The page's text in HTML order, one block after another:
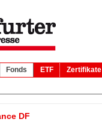
Fonds ETF Zertifikate
DF